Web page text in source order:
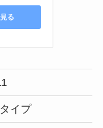
る
イプ